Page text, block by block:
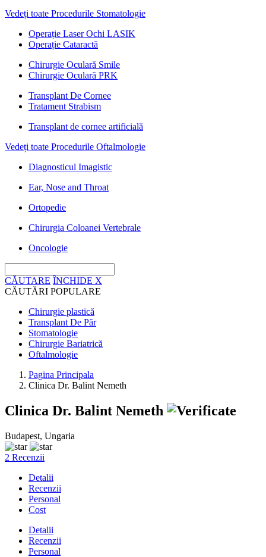
Vedeți toate Procedurile Stomatologie
Operație Laser Ochi LASIK
Operație Cataractă
Chirurgie Oculară Smile
Chirurgie Oculară PRK
Transplant De Cornee
Tratament Strabism
Transplant de cornee artificială
Vedeți toate Procedurile Oftalmologie
Diagnosticul Imagistic
Ear, Nose and Throat
Ortopedie
Chirurgia Coloanei Vertebrale
Oncologie
CĂUTARE ÎNCHIDE X
CĂUTĂRI POPULARE
Chirurgie plastică
Transplant De Păr
Stomatologie
Chirurgie Bariatrică
Oftalmologie
Pagina Principala
Clinica Dr. Balint Nemeth
Clinica Dr. Balint Nemeth
Budapest, Ungaria
2 Recenzii
Detalii
Recenzii
Personal
Cost
Detalii
Recenzii
Personal